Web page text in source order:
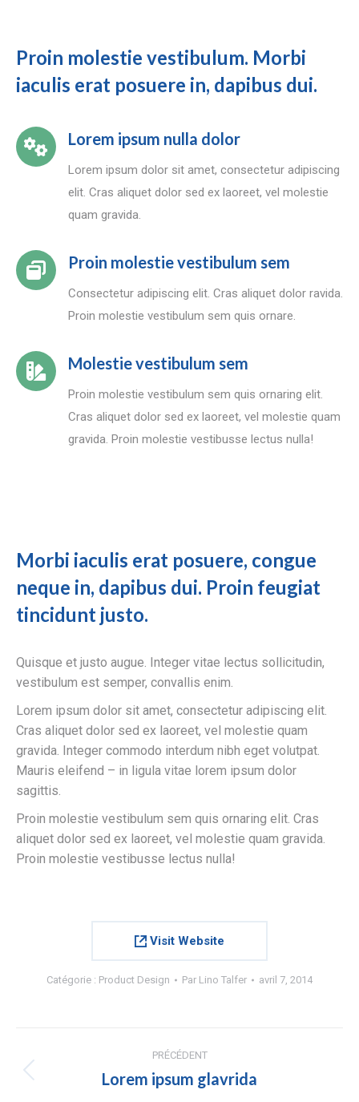
Proin molestie vestibulum. Morbi
iaculis erat posuere in, dapibus dui.
Lorem ipsum nulla dolor
Lorem ipsum dolor sit amet, consectetur adipiscing
elit. Cras aliquet dolor sed ex laoreet, vel molestie
quam gravida.
Proin molestie vestibulum sem
Consectetur adipiscing elit. Cras aliquet dolor ravida.
Proin molestie vestibulum sem quis ornare.
Molestie vestibulum sem
Proin molestie vestibulum sem quis ornaring elit.
Cras aliquet dolor sed ex laoreet, vel molestie quam
gravida. Proin molestie vestibusse lectus nulla!
Morbi iaculis erat posuere, congue
neque in, dapibus dui. Proin feugiat
tincidunt justo.
Quisque et justo augue. Integer vitae lectus sollicitudin,
vestibulum est semper, convallis enim.
Lorem ipsum dolor sit amet, consectetur adipiscing elit.
Cras aliquet dolor sed ex laoreet, vel molestie quam
gravida. Integer commodo interdum nibh eget volutpat.
Mauris eleifend – in ligula vitae lorem ipsum dolor
sagittis.
Proin molestie vestibulum sem quis ornaring elit. Cras
aliquet dolor sed ex laoreet, vel molestie quam gravida.
Proin molestie vestibusse lectus nulla!
Visit Website
Catégorie : Product Design Par Lino Talfer avril 7, 2014
de
PRÉCÉDENT
Onglet
Lorem ipsum glavrida